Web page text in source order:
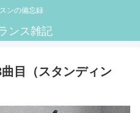
ンの備忘録
ンス雑記
目（スタンディン